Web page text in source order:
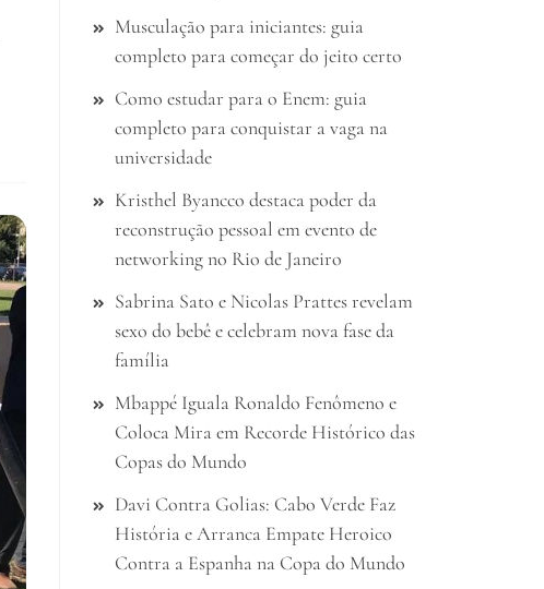
Musculação para iniciantes: guia
completo para começar do jeito certo
Como estudar para o Enem: guia
completo para conquistar a vaga na
universidade
Kristhel Byancco destaca poder da
reconstrução pessoal em evento de
networking no Rio de Janeiro
Sabrina Sato e Nicolas Prattes revelam
sexo do bebê e celebram nova fase da
família
Mbappé Iguala Ronaldo Fenômeno e
Coloca Mira em Recorde Histórico das
Copas do Mundo
Davi Contra Golias: Cabo Verde Faz
História e Arranca Empate Heroico
Contra a Espanha na Copa do Mundo